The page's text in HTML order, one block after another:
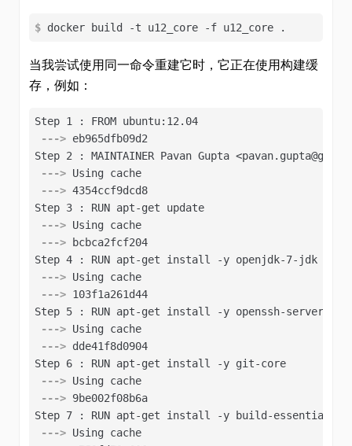
$ docker build -t u12_core -f u12_core .
当我尝试使用同一命令重建它时，它正在使用构建缓
存，例如：
Step 1 : FROM ubuntu:12.04
---> eb965dfb09d2
---> Using cache
---> 4354ccf9dcd8
Step 3 : RUN apt-get update
---> Using cache
---> bcbca2fcf204
Step 4 : RUN apt-get install -y openjdk-7-jdk
---> Using cache
---> 103f1a261d44
---> Using cache
---> dde41f8d0904
Step 6 : RUN apt-get install -y git-core
---> Using cache
---> 9be002f08b6a
---> Using cache